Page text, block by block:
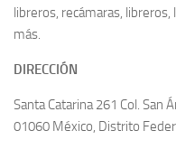
libreros, recámaras,
más.
DIRECCIÓN
Santa Catarina 261 Col. San
01060 México, Distrito